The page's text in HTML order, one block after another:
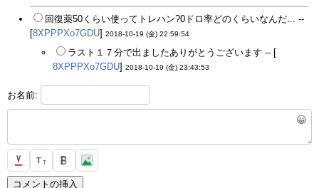
回復薬50くらい使ってトレハン?0ドロ率どのくらいなんだ... --
[8XPPPXo7GDU] 2018-10-19 (金) 22:59:54
ラスト１７分で出ましたありがとうございます -- [
8XPPPXo7GDU] 2018-10-19 (金) 23:43:53
お名前:
😀
T T